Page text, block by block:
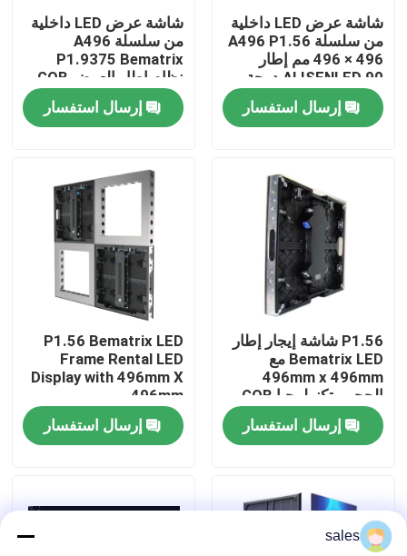
المنزل
المنتجات
برنامج VR
شاشة عرض LED داخلية
من سلسلة A496 P1.56
496 × 496 مم إطار
ALISENLED 90 درجة
الربط خزانة ألومنيوم
مصبوبة بالقالب
إرسال استفسار
شاشة عرض LED داخلية
من سلسلة A496
P1.9375 Bematrix
نظام إطار العرض GOB
496x496mm خزانة
ألومنيوم مصبوبة
إرسال استفسار
P1.56 شاشة إيجار إطار
Bematrix LED مع
496mm x 496mm
الحجم وتكنولوجيا GOB
إرسال استفسار
P1.56 Bematrix LED
Frame Rental LED
Display with 496mm X
496mm
إرسال استفسار
sales